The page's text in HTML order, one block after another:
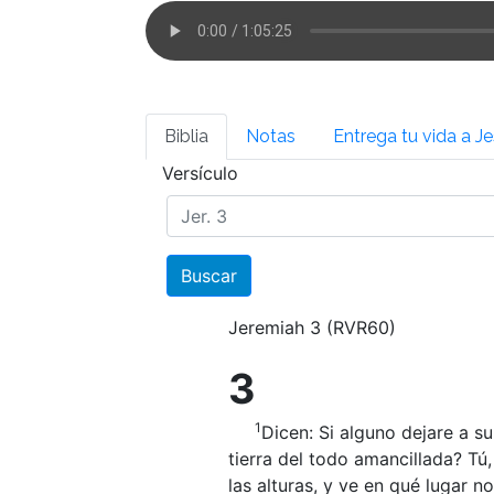
Biblia Notas Entrega tu vida a